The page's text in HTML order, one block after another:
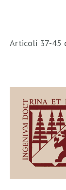
Articoli 37-45